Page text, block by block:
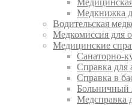
Медкнижка
Водительская
Медкомиссия для
Медицинские
Санаторно-
Справка для
Справка в
Больничный
Медсправка